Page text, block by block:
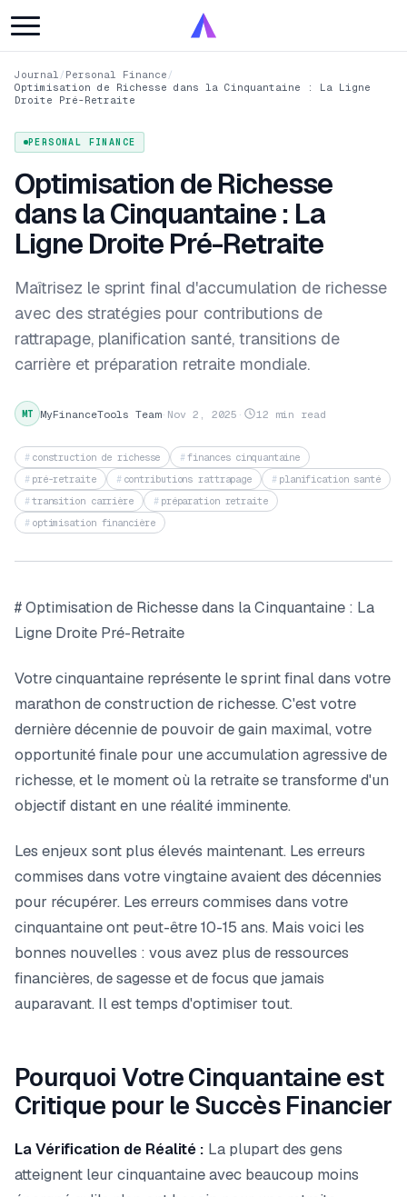
Journal / Personal Finance /
Optimisation de Richesse dans la Cinquantaine : La Ligne
Droite Pré-Retraite
PERSONAL FINANCE
Optimisation de Richesse
dans la Cinquantaine : La
Ligne Droite Pré-Retraite
Maîtrisez le sprint final d'accumulation de richesse
avec des stratégies pour contributions de
rattrapage, planification santé, transitions de
carrière et préparation retraite mondiale.
MT MyFinanceTools Team· Nov 2, 2025 · 12 min read
construction de richesse
finances cinquantaine
pré-retraite
contributions rattrapage
planification santé
transition carrière
préparation retraite
optimisation financière
# Optimisation de Richesse dans la Cinquantaine : La
Ligne Droite Pré-Retraite
Votre cinquantaine représente le sprint final dans votre
marathon de construction de richesse. C'est votre
dernière décennie de pouvoir de gain maximal, votre
opportunité finale pour une accumulation agressive de
richesse, et le moment où la retraite se transforme d'un
objectif distant en une réalité imminente.
Les enjeux sont plus élevés maintenant. Les erreurs
commises dans votre vingtaine avaient des décennies
pour récupérer. Les erreurs commises dans votre
cinquantaine ont peut-être 10-15 ans. Mais voici les
bonnes nouvelles : vous avez plus de ressources
financières, de sagesse et de focus que jamais
auparavant. Il est temps d'optimiser tout.
Pourquoi Votre Cinquantaine est
Critique pour le Succès Financier
La Vérification de Réalité : La plupart des gens
atteignent leur cinquantaine avec beaucoup moins